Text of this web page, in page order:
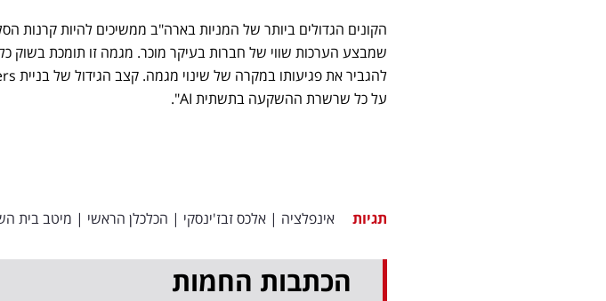
שמבצע הערכות שווי של חברות בעיקר מוכר. מגמה זו תומכת בשוק
על כל שרשרת ההשקעה בתשתית AI".
תגיות אינפלציה | אלכס זבז'ינסקי | הכלכלן הראשי | מיטב בית
הכתבות החמות